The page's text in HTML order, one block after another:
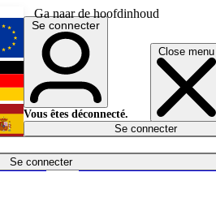
Ga naar de hoofdinhoud
Close menu
Se connecter
Économie
English
Deutsch
Español
Se connecter
Vous êtes déconnecté.
Se connecter